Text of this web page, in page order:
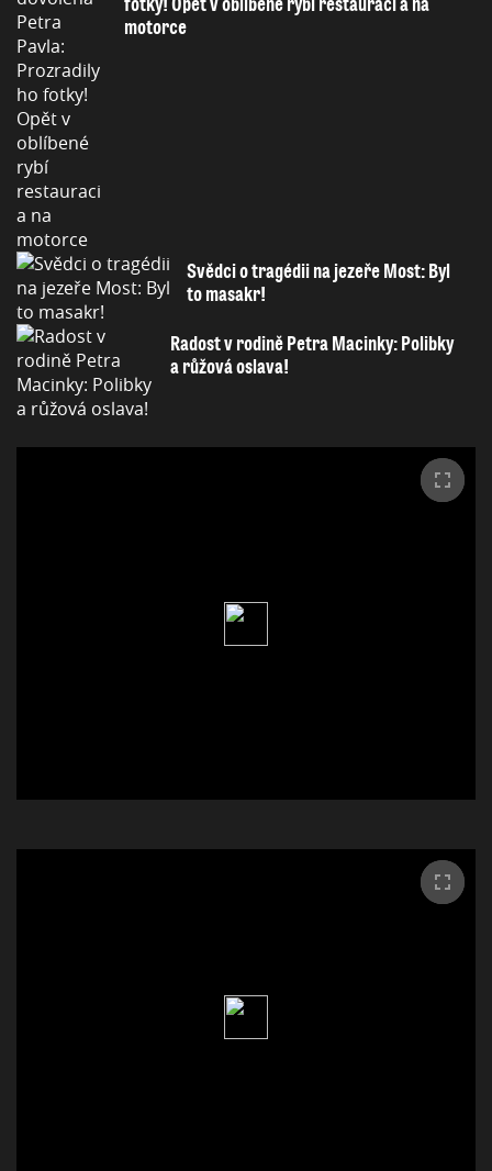
motorce
Svědci o tragédii na jezeře Most: Byl
to masakr!
Radost v rodině Petra Macinky: Polibky
a růžová oslava!